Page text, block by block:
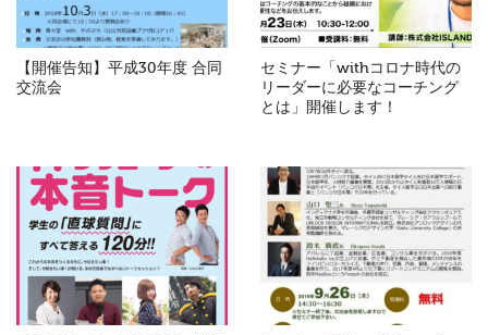
【開催告知】平成30年度 合同
交流会
セミナー「withコロナ時代の
リーダーに必要なコーチング
とは」開催します！